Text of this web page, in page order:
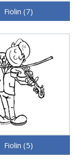
Fiolin (7)
Fiolin (5)